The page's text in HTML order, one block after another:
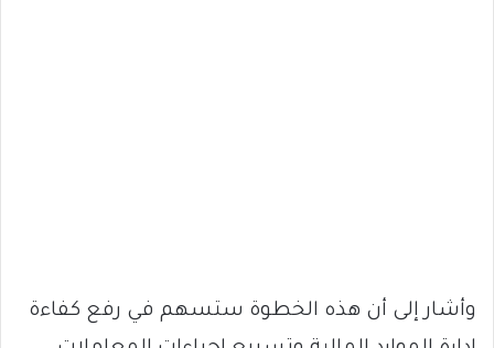
وأشار إلى أن هذه الخطوة ستسهم في رفع كفاءة